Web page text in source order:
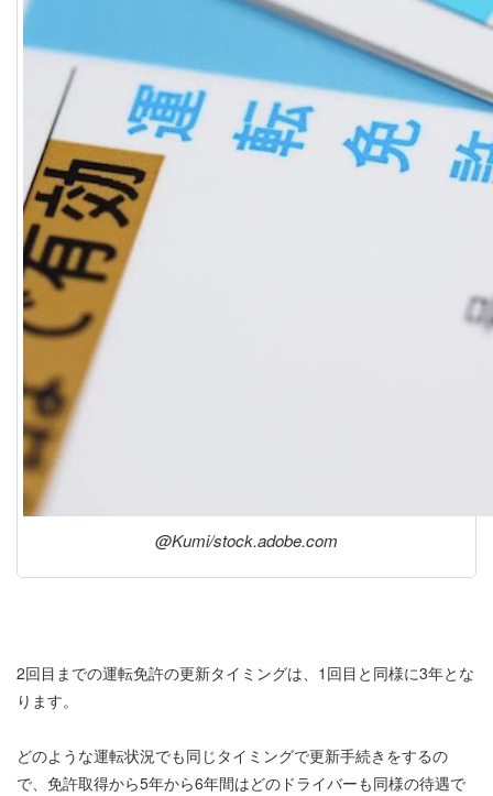
@Kumi/stock.adobe.com
2回目までの運転免許の更新タイミングは、1回目と同様に3年とな
ります。
どのような運転状況でも同じタイミングで更新手続きをするの
で、免許取得から5年から6年間はどのドライバーも同様の待遇で